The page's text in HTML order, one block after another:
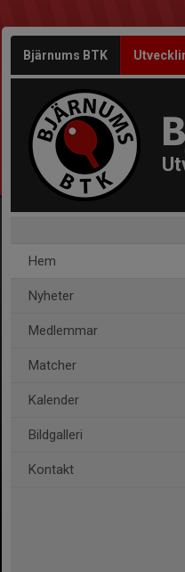
Bjärnums BTK
Hem
Nyheter
Medlemmar
Matcher
Kalender
Bildgalleri
Kontakt